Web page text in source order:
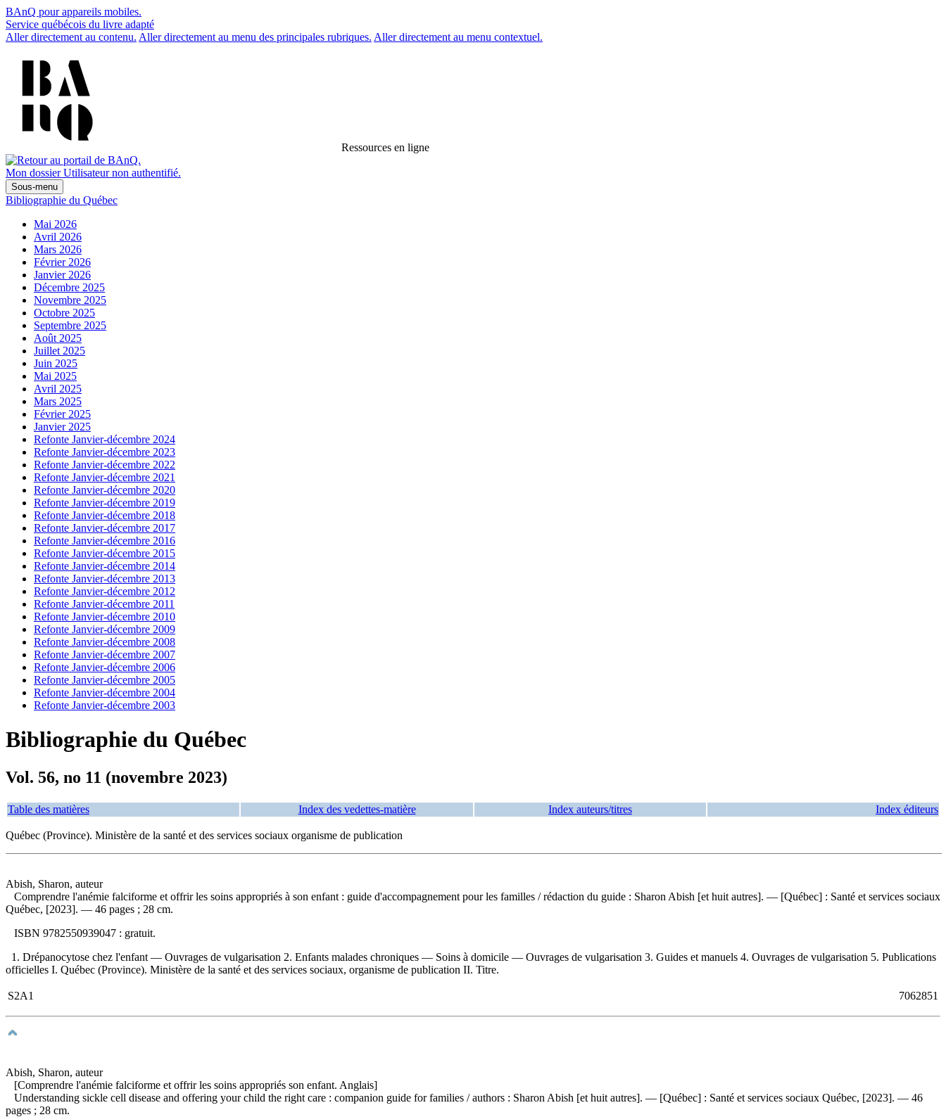
BAnQ pour appareils mobiles.
Service québécois du livre adapté
Aller directement au contenu. Aller directement au menu des principales rubriques. Aller directement au menu contextuel.
Ressources en ligne
Mon dossier Utilisateur non authentifié.
Sous-menu
Bibliographie du Québec
Mai 2026
Avril 2026
Mars 2026
Février 2026
Janvier 2026
Décembre 2025
Novembre 2025
Octobre 2025
Septembre 2025
Août 2025
Juillet 2025
Juin 2025
Mai 2025
Avril 2025
Mars 2025
Février 2025
Janvier 2025
Refonte Janvier-décembre 2024
Refonte Janvier-décembre 2023
Refonte Janvier-décembre 2022
Refonte Janvier-décembre 2021
Refonte Janvier-décembre 2020
Refonte Janvier-décembre 2019
Refonte Janvier-décembre 2018
Refonte Janvier-décembre 2017
Refonte Janvier-décembre 2016
Refonte Janvier-décembre 2015
Refonte Janvier-décembre 2014
Refonte Janvier-décembre 2013
Refonte Janvier-décembre 2012
Refonte Janvier-décembre 2011
Refonte Janvier-décembre 2010
Refonte Janvier-décembre 2009
Refonte Janvier-décembre 2008
Refonte Janvier-décembre 2007
Refonte Janvier-décembre 2006
Refonte Janvier-décembre 2005
Refonte Janvier-décembre 2004
Refonte Janvier-décembre 2003
Bibliographie du Québec
Vol. 56, no 11 (novembre 2023)
Table des matières Index des vedettes-matière Index auteurs/titres Index éditeurs
Québec (Province). Ministère de la santé et des services sociaux organisme de publication
Abish, Sharon, auteur
Comprendre l'anémie falciforme et offrir les soins appropriés à son enfant : guide d'accompagnement pour les familles / rédaction du guide : Sharon Abish [et huit autres]. — [Québec] : Santé et services sociaux
Québec, [2023]. — 46 pages ; 28 cm.
ISBN 9782550939047 : gratuit.
1. Drépanocytose chez l'enfant — Ouvrages de vulgarisation 2. Enfants malades chroniques — Soins à domicile — Ouvrages de vulgarisation 3. Guides et manuels 4. Ouvrages de vulgarisation 5. Publications
officielles I. Québec (Province). Ministère de la santé et des services sociaux, organisme de publication II. Titre.
S2A1 7062851
Abish, Sharon, auteur
[Comprendre l'anémie falciforme et offrir les soins appropriés son enfant. Anglais]
Understanding sickle cell disease and offering your child the right care : companion guide for families / authors : Sharon Abish [et huit autres]. — [Québec] : Santé et services sociaux Québec, [2023]. — 46
pages ; 28 cm.